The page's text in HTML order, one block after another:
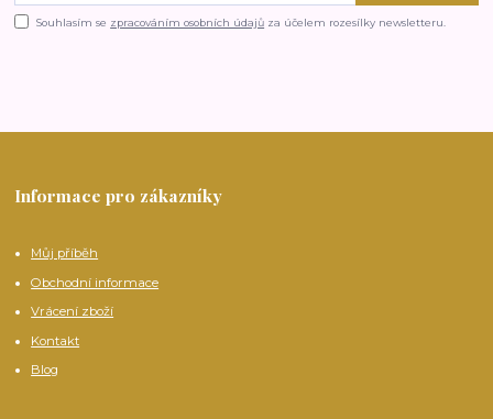
Souhlasím se zpracováním osobních údajů za účelem rozesílky newsletteru.
Informace pro zákazníky
Můj příběh
Obchodní informace
Vrácení zboží
Kontakt
Blog